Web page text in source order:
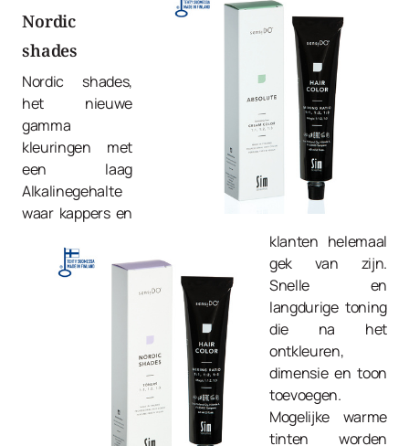
Nordic
shades
Nordic shades,
het nieuwe
gamma
kleuringen met
een laag
Alkalinegehalte
waar kappers en
klanten helemaal
gek van zijn.
Snelle en
langdurige toning
die na het
ontkleuren,
dimensie en toon
toevoegen.
Mogelijke warme
tinten worden